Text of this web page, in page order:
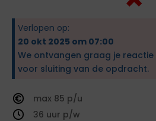
Verlopen op:
20 okt 2025 om 07:00
We ontvangen graag je reactie
voor sluiting van de opdracht.
85
36